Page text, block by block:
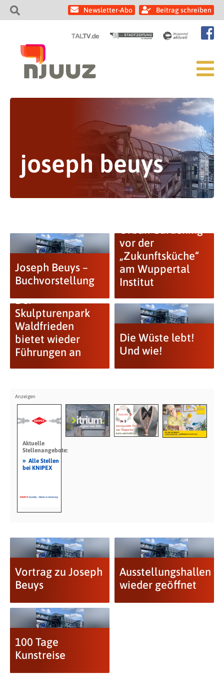
Newsletter-Abo Beitrag schreiben
joseph beuys
Joseph Beuys –
Buchvorstellung
vor der
„Zukunftsküche“
am Wuppertal
Institut
Der
Skulpturenpark
Waldfrieden
bietet wieder
Führungen an
Die Wüste lebt!
Und wie!
Aktuelle
Stellenangebote:
» Alle Stellen
bei KNIPEX
Vortrag zu Joseph
Beuys
Ausstellungshallen
wieder geöffnet
100 Tage
Kunstreise